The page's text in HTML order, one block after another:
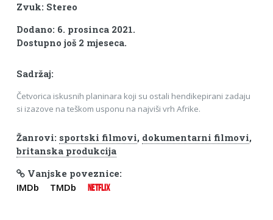
Zvuk: Stereo
Dodano: 6. prosinca 2021.
Dostupno još 2 mjeseca.
Sadržaj:
Četvorica iskusnih planinara koji su ostali hendikepirani zadaju
si izazove na teškom usponu na najviši vrh Afrike.
Žanrovi: sportski filmovi, dokumentarni filmovi,
britanska produkcija
Vanjske poveznice:
IMDb TMDb NETFLIX